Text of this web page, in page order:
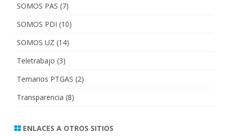
SOMOS PAS (7)
SOMOS PDI (10)
SOMOS UZ (14)
Teletrabajo (3)
Temarios PTGAS (2)
Transparencia (8)
ENLACES A OTROS SITIOS